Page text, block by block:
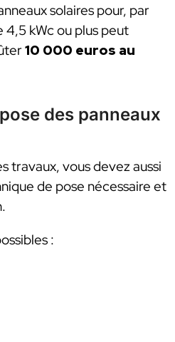
solaires pour, par
kWc ou plus peut
10 000 euros au
des panneaux
travaux, vous devez aussi
de pose nécessaire et
: